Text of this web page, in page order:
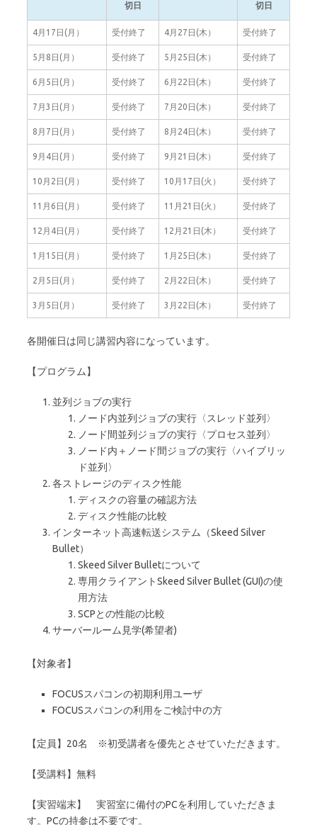
切日
切日
4月17日(月） 受付終了 4月27日(木） 受付終了
5月8日(月） 受付終了 5月25日(木） 受付終了
6月5日(月） 受付終了 6月22日(木） 受付終了
7月3日(月） 受付終了 7月20日(木） 受付終了
8月7日(月） 受付終了 8月24日(木） 受付終了
9月4日(月） 受付終了 9月21日(木） 受付終了
10月2日(月） 受付終了 10月17日(火） 受付終了
11月6日(月） 受付終了 11月21日(火） 受付終了
12月4日(月） 受付終了 12月21日(木） 受付終了
1月15日(月） 受付終了 1月25日(木） 受付終了
2月5日(月） 受付終了 2月22日(木） 受付終了
3月5日(月） 受付終了 3月22日(木） 受付終了
各開催日は同じ講習内容になっています。
【プログラム】
並列ジョブの実行
ノード内並列ジョブの実行〈スレッド並列〉
ノード間並列ジョブの実行〈プロセス並列〉
ノード内＋ノード間ジョブの実行〈ハイブリッ
ド並列〉
各ストレージのディスク性能
ディスクの容量の確認方法
ディスク性能の比較
インターネット高速転送システム（Skeed Silver
Bullet）
Skeed Silver Bulletについて
専用クライアントSkeed Silver Bullet (GUI)の使
用方法
SCPとの性能の比較
サーバールーム見学(希望者)
【対象者】
FOCUSスパコンの初期利用ユーザ
FOCUSスパコンの利用をご検討中の方
【定員】20名 ※初受講者を優先とさせていただきます。
【受講料】無料
【実習端末】 実習室に備付のPCを利用していただきま
す。PCの持参は不要です。